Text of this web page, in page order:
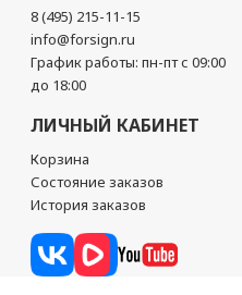
8 (495) 215-11-15
info@forsign.ru
График работы: пн-пт с 09:00
до 18:00
ЛИЧНЫЙ КАБИНЕТ
Корзина
Состояние заказов
История заказов